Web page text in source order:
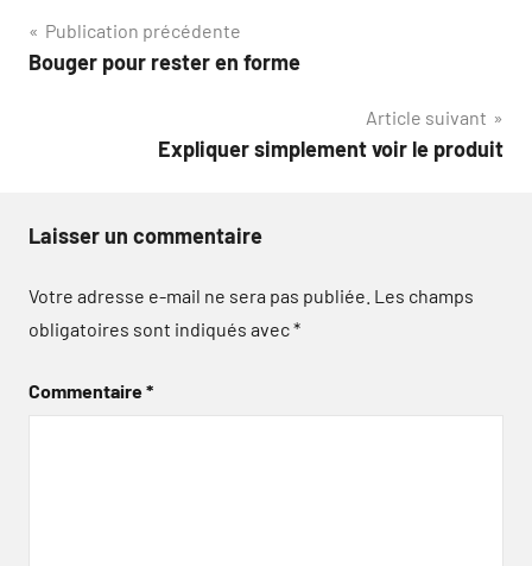
Navigation
de
Publication précédente
Bouger pour rester en forme
Article suivant
Expliquer simplement voir le produit
Laisser un commentaire
Votre adresse e-mail ne sera pas publiée. Les champs
obligatoires sont indiqués avec*
Commentaire*